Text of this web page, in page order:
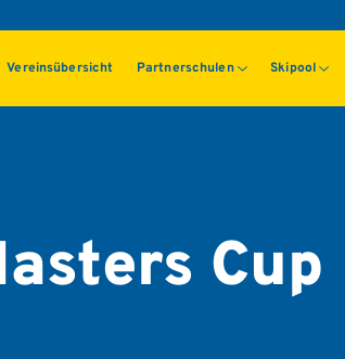
Vereinsübersicht Partnerschulen Skipool
Cup